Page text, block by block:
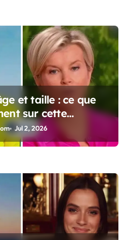
et taille : ce que
sur cette
Jul 2, 2026